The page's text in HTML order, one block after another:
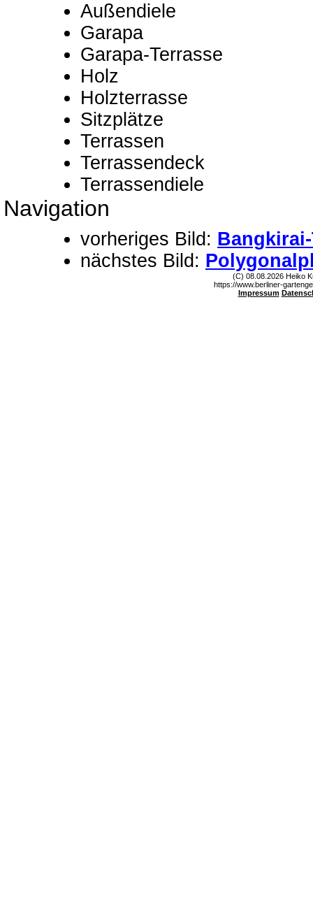
Außendiele
Garapa
Garapa-Terrasse
Holz
Holzterrasse
Sitzplätze
Terrassen
Terrassendeck
Terrassendiele
Navigation
vorheriges Bild:
nächstes Bild:
(C) 08.08.2026 Heiko
https://www.berliner-
Impressum